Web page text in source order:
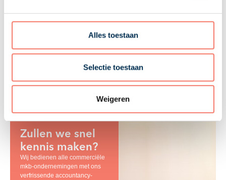
Alles toestaan
Selectie toestaan
Weigeren
Zullen we snel
kennis maken?
Wij bedienen alle commerciële
mkb-ondernemingen met ons
verfrissende accountancy-